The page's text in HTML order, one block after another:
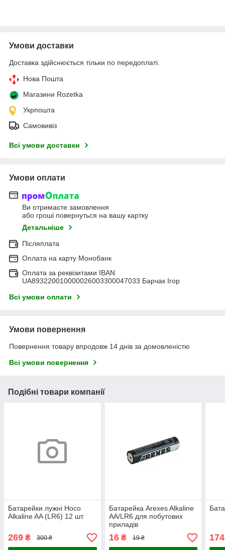
Умови доставки
Доставка здійснюється тільки по передоплаті.
Нова Пошта
Магазини Rozetka
Укрпошта
Самовивіз
Всі умови доставки
Умови оплати
Ви отримаєте замовлення
або гроші повернуться на вашу картку
Детальніше
Післяплата
Оплата на карту Монобанк
Оплата за реквізитами IBAN
UA893220010000026003300047033 Барчак Ігор
Всі умови оплати
Умови повернення
Повернення товару впродовж 14 днів за домовленістю
Всі умови повернення
Подібні товари компанії
Батарейки лужні Hoco
Alkaline AA (LR6) 12 шт.
269 ₴ 300 ₴
Батарейка Arexes Alkaline
AA/LR6 для побутових
приладів
16₴ 19 ₴ 174